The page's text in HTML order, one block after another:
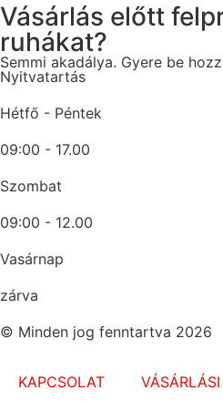
Vásárlás előtt
ruhákat?
Semmi akadálya. Gyere be
Nyitvatartás
Hétfő - Péntek
09:00 - 17.00
Szombat
09:00 - 12.00
Vasárnap
zárva
© Minden jog fenntartva 2026
KAPCSOLAT